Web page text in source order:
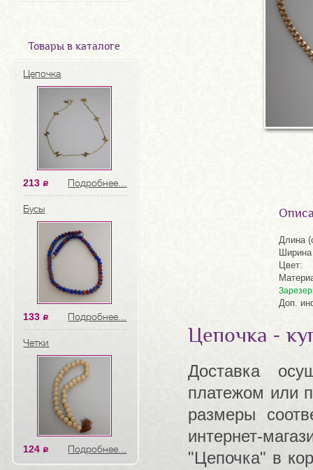
Длина
Цвет:
Доп.
Цепочка -
Доставка
платежом или
размеры
интернет-
"Цепочка" в
Товары в каталоге
Цепочка
213a Подробнее...
Бусы
133a Подробнее...
Четки
124a Подробнее...